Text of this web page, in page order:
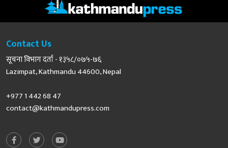
Contact Us
सूचना विभाग दर्ता - १३५८/०७५-७६
Lazimpat, Kathmandu 44600, Nepal
+977 1 442 68 47
contact@kathmandupress.com